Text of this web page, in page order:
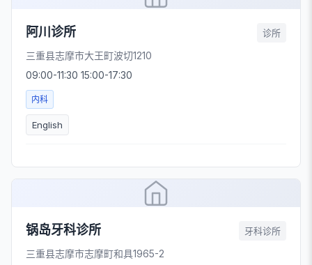
阿川诊所 诊所
三重县志摩市大王町波切1210
09:00-11:30 15:00-17:30
内科
English
锅岛牙科诊所 牙科诊所
三重县志摩市志摩町和具1965-2